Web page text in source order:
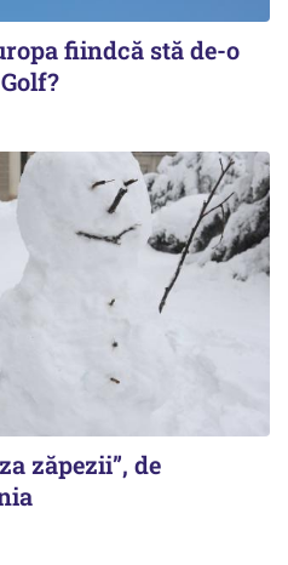
fiindcă stă de-o
zăpezii”, de